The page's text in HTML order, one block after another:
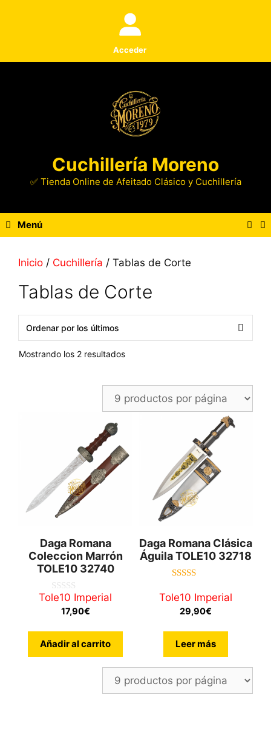
Acceder
Cuchillería Moreno
✅ Tienda Online de Afeitado Clásico y Cuchillería
Menú
Inicio / Cuchillería / Tablas de Corte
Tablas de Corte
Mostrando los 2 resultadosOrdenado
Daga Romana
Coleccion Marrón
TOLE10 32740
0
Tole10 Imperial
17,90€
Añadir al carrito
Daga Romana Clásica
Águila TOLE10 32718
de 5
Tole10 Imperial
29,90€
Leer más